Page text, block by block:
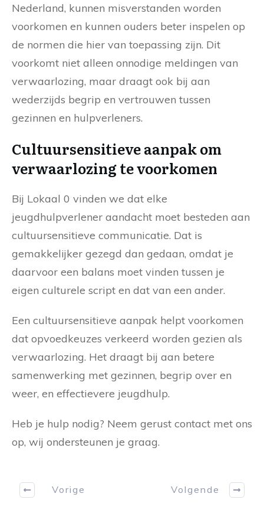
Nederland, kunnen misverstanden worden
voorkomen en kunnen ouders beter inspelen op
de normen die hier van toepassing zijn. Dit
voorkomt niet alleen onnodige meldingen van
verwaarlozing, maar draagt ook bij aan
wederzijds begrip en vertrouwen tussen
gezinnen en hulpverleners.
Cultuursensitieve aanpak om
verwaarlozing te voorkomen
Bij Lokaal 0 vinden we dat elke
jeugdhulpverlener aandacht moet besteden aan
cultuursensitieve communicatie. Dat is
gemakkelijker gezegd dan gedaan, omdat je
daarvoor een balans moet vinden tussen je
eigen culturele script en dat van een ander.
Een cultuursensitieve aanpak helpt voorkomen
dat opvoedkeuzes verkeerd worden gezien als
verwaarlozing. Het draagt bij aan betere
samenwerking met gezinnen, begrip over en
weer, en effectievere jeugdhulp.
Heb je hulp nodig? Neem gerust contact met ons
op, wij ondersteunen je graag.
Vorige Volgende